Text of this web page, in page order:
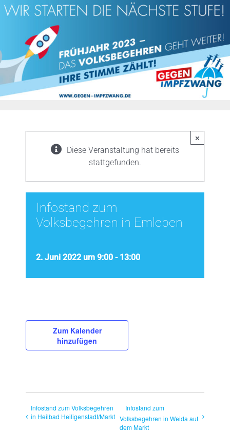
Zum
Inhalt
×
Diese Veranstaltung hat bereits
stattgefunden.
Infostand zum
Volksbegehren in Emleben
2. Juni 2022 um 9:00 - 13:00
Zum Kalender
hinzufügen
Infostand zum Volksbegehren
in Heilbad Heiligenstadt/Markt
Infostand zum
Volksbegehren in Weida auf
dem Markt